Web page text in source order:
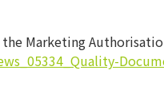
Marketing